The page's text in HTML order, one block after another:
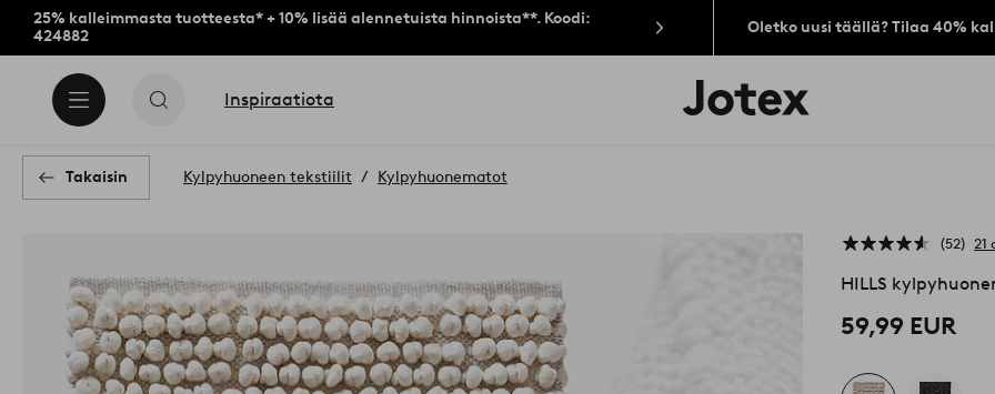
25% kalleimmasta tuotteesta* + 10% lisää alennetuista hinnoista**. Koodi:
424882
Oletko uusi täällä? Tilaa 40%
Inspiraatiota
Jotex-
logo
Takaisin Kylpyhuoneen tekstiilit Kylpyhuonematot
52 21
HILLS
59,99 EUR